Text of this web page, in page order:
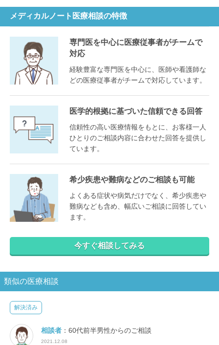
メディカルノート医療相談の特徴
専門医を中心に医療従事者がチームで
対応
経験豊富な専門医を中心に、医師や看護師な
どの医療従事者がチームで対応しています。
医学的根拠に基づいた信頼できる回答
信頼性の高い医療情報をもとに、お客様一人
ひとりのご相談内容に合わせた回答を提供し
ています。
希少疾患や難病などのご相談も可能
よくある症状や病気だけでなく、希少疾患や
難病なども含め、幅広いご相談に回答してい
ます。
今すぐ相談してみる
類似の医療相談
解決済み
相談者 ：60代前半男性からのご相談
2021.12.08